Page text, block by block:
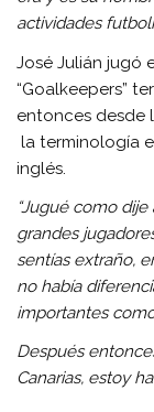
actividades
José Julián jugó
“Goalkeepers”
entonces desde
la terminología
inglés.
“Jugué como
grandes
sentías extraño,
no había
importantes
Después
Canarias, estoy